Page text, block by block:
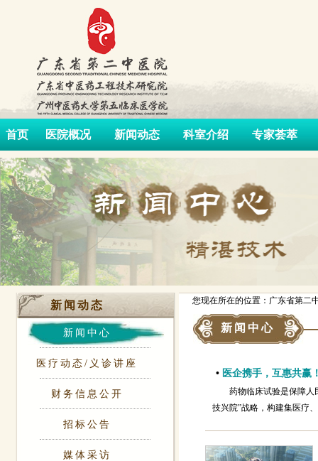
首页 医院概况 新闻动态 科室介绍 专家荟萃
新闻动态
新闻中心
医疗动态/义诊讲座
财务信息公开
招标公告
媒体采访
您现在所在的位置：广东省第二
新闻中心
• 医企携手，互惠共赢
药物临床试验是保障人
技兴院”战略，构建集医疗